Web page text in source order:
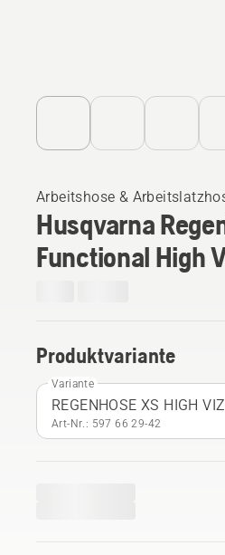
Arbeitshose &
Husqvarna
Functional High
Produktvariante
Variante
REGENHOSE XS HIGH
Art-Nr.: 597 66 29‑42